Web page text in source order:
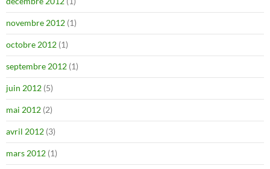
novembre 2012 (1)
octobre 2012 (1)
septembre 2012 (1)
juin 2012 (5)
mai 2012 (2)
avril 2012 (3)
mars 2012 (1)